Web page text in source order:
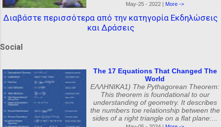
May-25 - 2022 | More ->
Διαβάστε περισσότερα από την κατηγορία Εκδηλώσεις
και Δράσεις
Social
The 17 Equations That Changed The
World
ΕΛΛΗΝΙΚΑ1) The Pythagorean Theorem:
This theorem is foundational to our
understanding of geometry. It describes
the numbers toe relationship between the
sides of a right triangle on a flat plane:...